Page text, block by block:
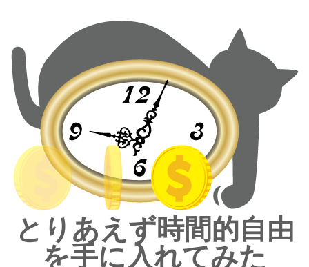
とりあえず時間的自由
を手に入れてみた